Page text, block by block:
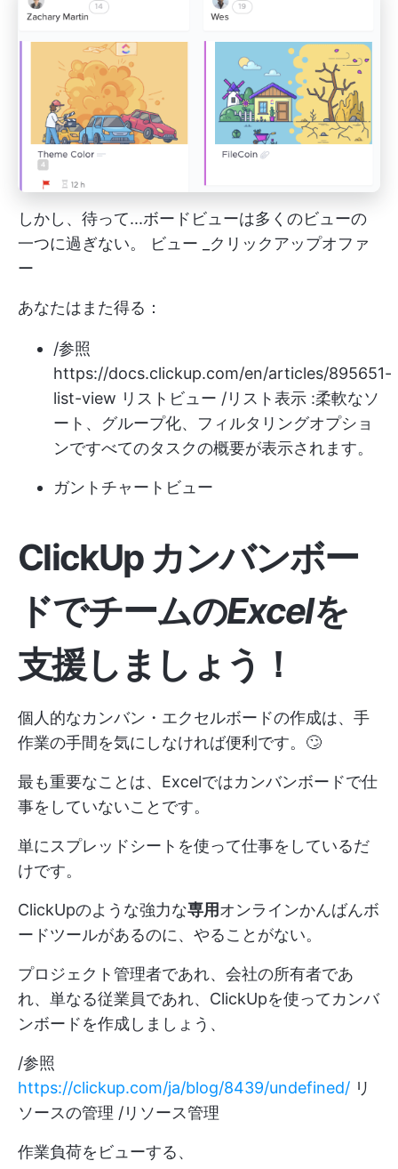
しかし、待って...ボードビューは多くのビューの
一つに過ぎない。
ビュー _クリックアップオファ
ー
あなたはまた得る：
/参照
https://docs.clickup.com/en/articles/895651-
list-view リストビュー /リスト表示 :柔軟なソ
ート、グループ化、フィルタリングオプショ
ンですべてのタスクの概要が表示されます。
ガントチャートビュー
ClickUp カンバンボー
ドでチームのExcelを
支援しましょう！
個人的なカンバン・エクセルボードの作成は、手
作業の手間を気にしなければ便利です。🙄
最も重要なことは、Excelではカンバンボードで仕
事をしていないことです。
単にスプレッドシートを使って仕事をしているだ
けです。
ClickUpのような強力な専用オンラインかんばんボ
ードツールがあるのに、やることがない。
プロジェクト管理者であれ、会社の所有者であ
れ、単なる従業員であれ、ClickUpを使ってカンバ
ンボードを作成しましょう、
/参照
https://clickup.com/ja/blog/8439/undefined/ リ
ソースの管理 /リソース管理
作業負荷をビューする、